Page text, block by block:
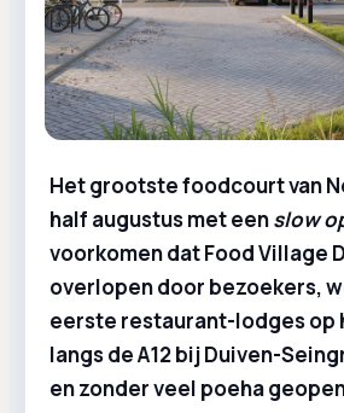
Het grootste foodcourt van
half augustus met eenslow
voorkomen dat Food Village
overlopen door bezoekers,
eerste restaurant-lodges op
langs de A12 bij Duiven-
en zonder veel poeha